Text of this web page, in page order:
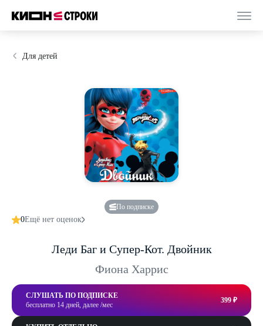
Для детей
По подписке
0Ещё нет оценок
Леди Баг и Супер-Кот. Двойник
Фиона Харрис
СЛУШАТЬ ПО ПОДПИСКЕ
бесплатно 14 дней, далее /мес
399 ₽